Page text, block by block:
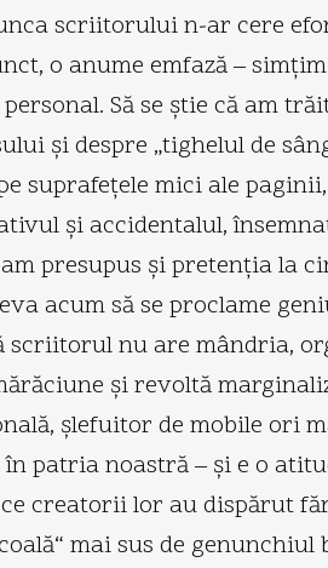
scriitorului n-ar cere
o anume emfază –
Să se ştie că am
şi despre „tighelul de
suprafeţele mici ale
şi accidentalul,
presupus şi pretenţia la
acum să se proclame
nu are mândria,
şi revoltă
şlefuitor de mobile
patria noastră – şi e o
creatorii lor au dispărut
mai sus de genunchiul